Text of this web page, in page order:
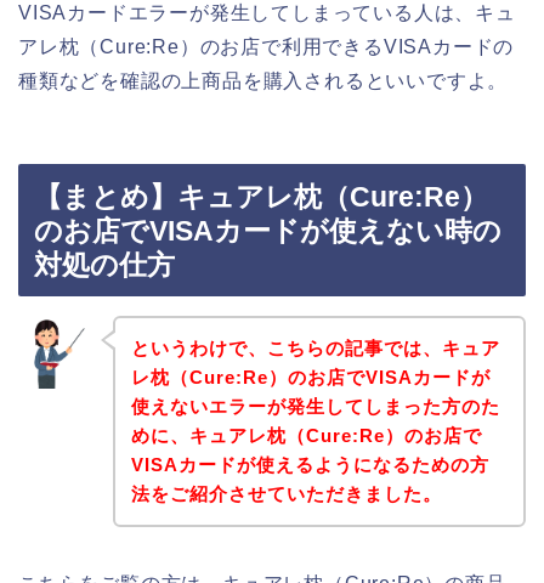
VISAカードエラーが発生してしまっている人は、キュ
アレ枕（Cure:Re）のお店で利用できるVISAカードの
種類などを確認の上商品を購入されるといいですよ。
【まとめ】キュアレ枕（Cure:Re）
のお店でVISAカードが使えない時の
対処の仕方
というわけで、こちらの記事では、キュア
レ枕（Cure:Re）のお店でVISAカードが
使えないエラーが発生してしまった方のた
めに、キュアレ枕（Cure:Re）のお店で
VISAカードが使えるようになるための方
法をご紹介させていただきました。